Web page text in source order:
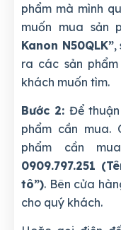
phẩm mà mình
muốn mua sản
Kanon N50QLK”,
ra các sản
khách muốn tìm.
Bước 2: Để
phẩm cần mua.
phẩm cần
0909.797.251
tô”). Bên cửa
cho quý khách.